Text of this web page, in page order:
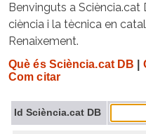
Benvinguts a Sciència.cat
ciència i la tècnica en
Renaixement.
Què és Sciència.cat DB
Com citar
Id Sciència.cat DB